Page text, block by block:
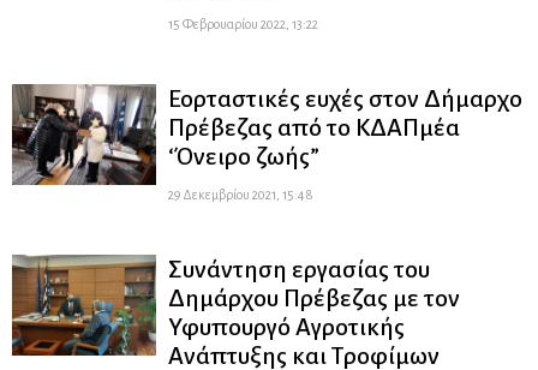
15 Φεβρουαρίου 2022, 13:22
Εορταστικές ευχές στον Δήμαρχο
Πρέβεζας από το ΚΔΑΠμέα
‘Όνειρο ζωής”
29 Δεκεμβρίου 2021, 15:48
Συνάντηση εργασίας του
Δημάρχου Πρέβεζας με τον
Υφυπουργό Αγροτικής
Ανάπτυξης και Τροφίμων